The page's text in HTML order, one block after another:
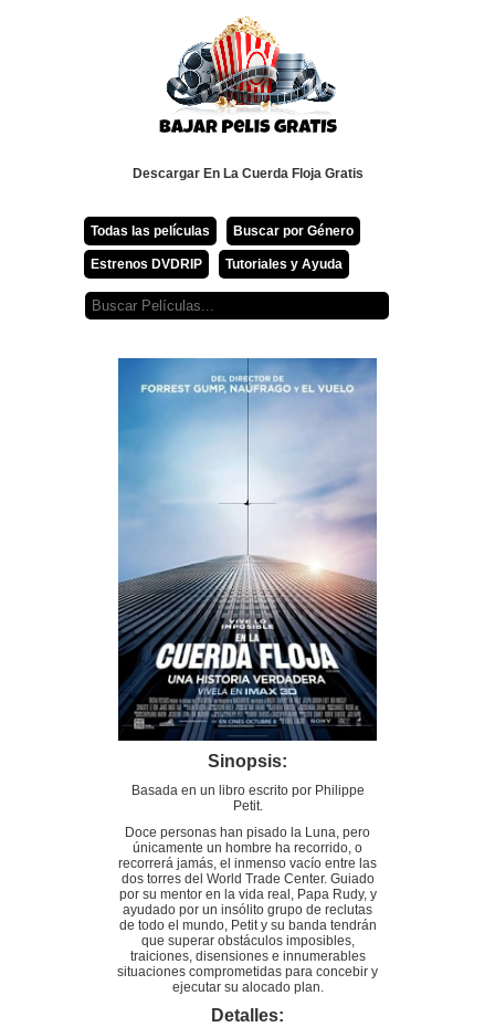
Descargar En La Cuerda Floja Gratis
Todas las películas Buscar por Género
Estrenos DVDRIP Tutoriales y Ayuda
Sinopsis:
Basada en un libro escrito por Philippe
Petit.
Doce personas han pisado la Luna, pero
únicamente un hombre ha recorrido, o
recorrerá jamás, el inmenso vacío entre las
dos torres del World Trade Center. Guiado
por su mentor en la vida real, Papa Rudy, y
ayudado por un insólito grupo de reclutas
de todo el mundo, Petit y su banda tendrán
que superar obstáculos imposibles,
traiciones, disensiones e innumerables
situaciones comprometidas para concebir y
ejecutar su alocado plan.
Detalles: